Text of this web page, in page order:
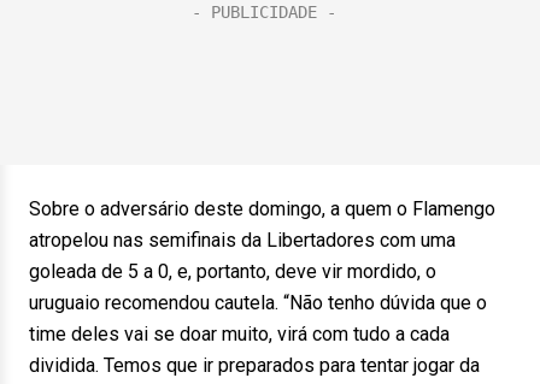
Sobre o adversário deste domingo, a quem o Flamengo
atropelou nas semifinais da Libertadores com uma
goleada de 5 a 0, e, portanto, deve vir mordido, o
uruguaio recomendou cautela. “Não tenho dúvida que o
time deles vai se doar muito, virá com tudo a cada
dividida. Temos que ir preparados para tentar jogar da